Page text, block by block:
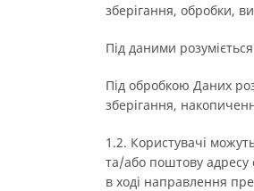
зберігання, обробки,
Під даними
Під обробкою Даних
зберігання,
1.2. Користувачі
та/або поштову адресу
в ході направлення